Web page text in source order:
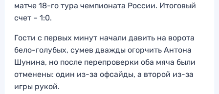
матче 18-го тура чемпионата России. Итоговый
счет – 1:0.
Гости с первых минут начали давить на ворота
бело-голубых, сумев дважды огорчить Антона
Шунина, но после перепроверки оба мяча были
отменены: один из-за офсайды, а второй из-за
игры рукой.